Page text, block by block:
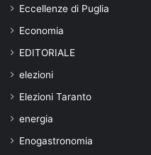
Eccellenze di Puglia
Economia
EDITORIALE
elezioni
Elezioni Taranto
energia
Enogastronomia